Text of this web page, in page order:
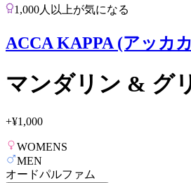
1,000人以上が気になる
ACCA KAPPA (アッカ
マンダリン & グ
+¥1,000
WOMENS
MEN
オードパルファム